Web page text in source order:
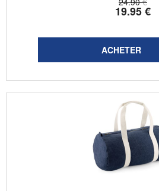
19.95€